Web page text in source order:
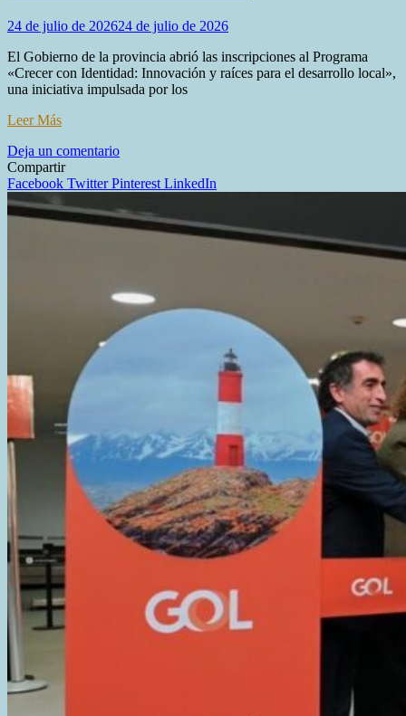
24 de julio de 202624 de julio de 2026
El Gobierno de la provincia abrió las inscripciones al Programa
«Crecer con Identidad: Innovación y raíces para el desarrollo local»,
una iniciativa impulsada por los
Leer Más
Deja un comentarioen
LANZÓ
INSCRIPCIONES
AL
IDENTIDAD:
INNOVACIÓN
Y
Compartir
Facebook TwitterPinterest LinkedIn